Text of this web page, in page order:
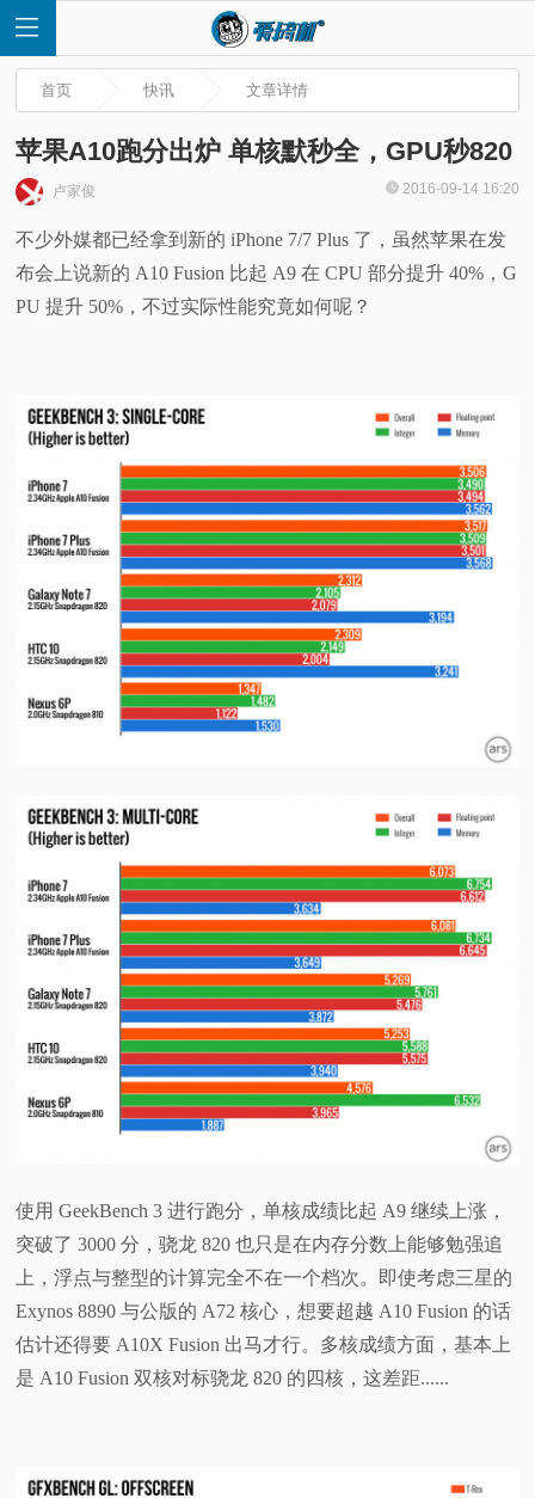
页
科
体
专
题
首页 快讯 文章详情
苹果A10跑分出炉 单核默秒全，GPU秒820
卢家俊 2016-09-14 16:20
不少外媒都已经拿到新的 iPhone 7/7 Plus 了，虽然苹果在发
布会上说新的 A10 Fusion 比起 A9 在 CPU 部分提升 40%，G
PU 提升 50%，不过实际性能究竟如何呢？
使用 GeekBench 3 进行跑分，单核成绩比起 A9 继续上涨，
突破了 3000 分，骁龙 820 也只是在内存分数上能够勉强追
上，浮点与整型的计算完全不在一个档次。即使考虑三星的
Exynos 8890 与公版的 A72 核心，想要超越 A10 Fusion 的话
估计还得要 A10X Fusion 出马才行。多核成绩方面，基本上
是 A10 Fusion 双核对标骁龙 820 的四核，这差距......